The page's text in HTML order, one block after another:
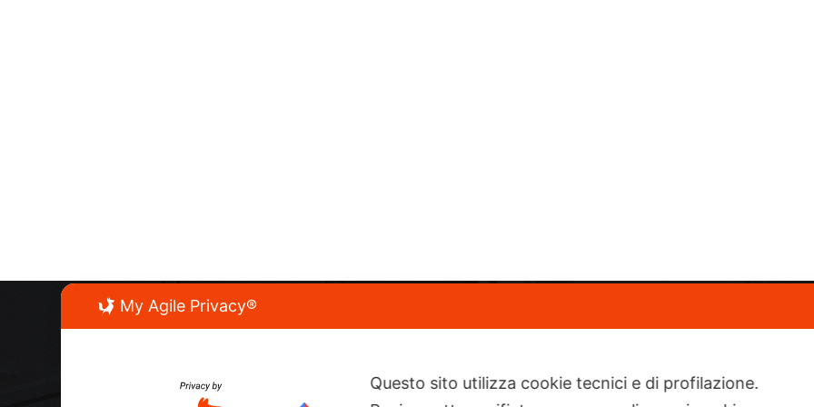
Via Marconi, 90/C - 21012 Cassano
My Agile Privacy®
Questo sito utilizza cookie tecnici e di profilazione.